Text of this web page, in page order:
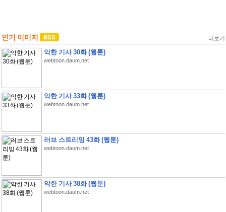
인기 이미지 더보기
악한 기사 30화 (웹툰)
webtoon.daum.net
악한 기사 33화 (웹툰)
webtoon.daum.net
러브 스트리밍 43화 (웹툰)
webtoon.daum.net
악한 기사 38화 (웹툰)
webtoon.daum.net